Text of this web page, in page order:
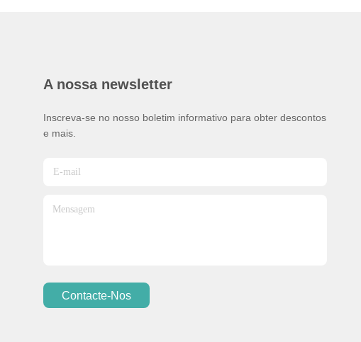
A nossa newsletter
Inscreva-se no nosso boletim informativo para obter descontos
e mais.
Contacte-Nos